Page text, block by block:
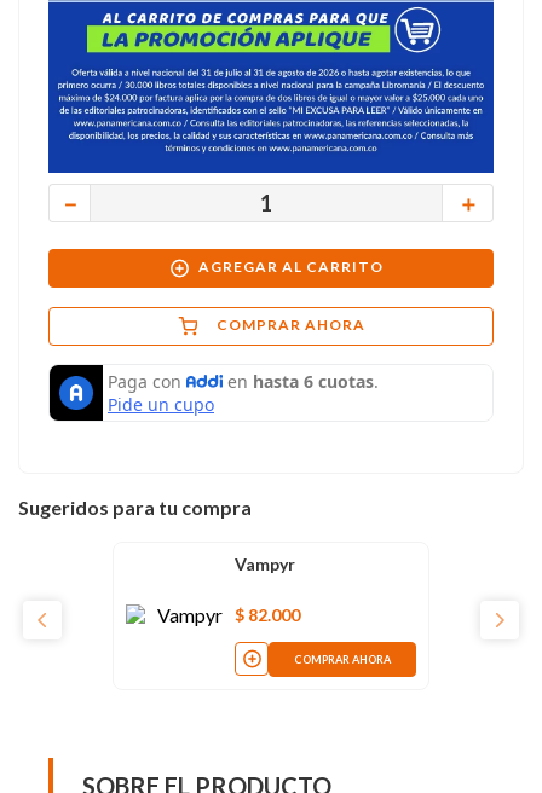
＋
－
AGREGAR AL CARRITO
COMPRAR AHORA
Sugeridos para tu compra
Vampyr
$ 82.000
COMPRAR AHORA
SOBRE EL PRODUCTO